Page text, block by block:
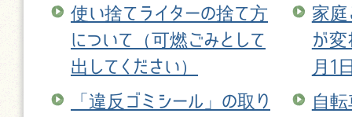
使い捨てライターの捨て方
について（可燃ごみとして
出してください）
家庭
が変
月1
「違反ゴミシール」の取り
自